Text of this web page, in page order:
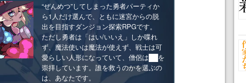
“ぜんめつ”してしまった勇者パーティか
ら1人だけ選んで、ともに迷宮からの脱
出を目指すダンジョン探索RPGです。
ただし勇者は「はい/いいえ」しか喋れ
ず、魔法使いは魔法が使えず、戦士は可
愛らしい人形になっていて、僧侶は██を
崇拝しています。誰を救うのかを選ぶの
は、あなたです。